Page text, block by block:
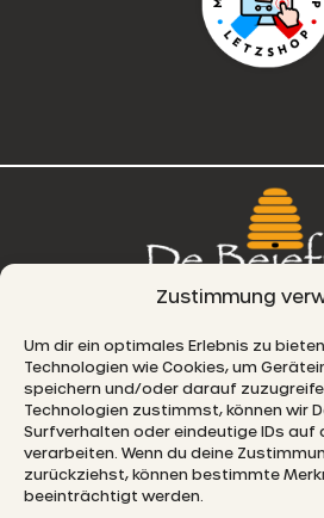
Zustimmung
Um dir ein optimales Erlebnis zu
Technologien wie Cookies, um
speichern und/oder darauf
Technologien zustimmst, können wir
Surfverhalten oder eindeutige IDs auf
verarbeiten. Wenn du deine
zurückziehst, können bestimmte
beeinträchtigt werden.
L-5330
E-MAIL